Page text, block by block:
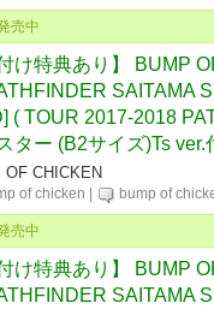
売中
付け特典あり】 BUMP
SAITAMA
( TOUR 2017-2018
ター (B2サイズ)Ts ver.
OF CHICKEN
of chicken bump of
売中
付け特典あり】 BUMP
SAITAMA